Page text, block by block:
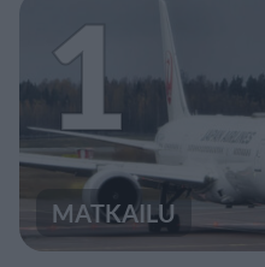
1
MATKAILU